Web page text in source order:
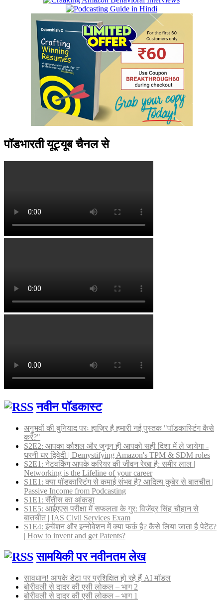
पॉडभारती यूट्यूब चैनल से
नवीन पॉडकास्ट
अनुभवों की बुनियाद परः हाज़िर है हमारी नई पुस्तक "पॉडकास्टिंग कैसे
करें?"
S2E2: आपका कौशल और जुनून ही आपको सही दिशा में ले जायेगा -
धरनी धर द्विवेदी | Demystifying Amazon's TPM & SDM roles
S2E1: नेटवर्किंग आपके करियर की जीवन रेखा है: समीर लाल |
Networking is the Lifeline of your career
S1E1: क्या पॉडकास्टिंग से कमाई संभव है? आदित्य कुबेर से बातचीत |
Passive Income from Podcasting
S1E1: सैंतीस का आंकड़ा
S1E5: आईएएस परीक्षा में सफलता के गुर: विजेंद्र सिंह चौहान से
बातचीत | IAS Civil Services Exam
S1E4: इंन्वेंशन और इन्नोवेशन में क्या फर्क है? कैसे लिया जाता है पेटेंट?
| How to invent and get Patents?
सामयिकी पर नवीनतम लेख
सावधान! आपके डेटा पर प्रशिक्षित हो रहे हैं AI मॉडल
बोरीवली से दादर की एसी लोकल – भाग 2
बोरीवली से दादर की एसी लोकल – भाग 1